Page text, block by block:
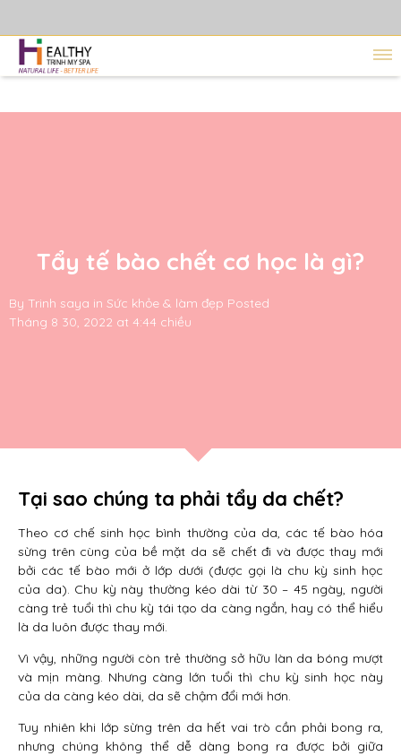
Tẩy tế bào chết cơ học là gì?
By Trinh saya in Sức khỏe & làm đẹp Posted
Tháng 8 30, 2022 at 4:44 chiều
Tại sao chúng ta phải tẩy da chết?
Theo cơ chế sinh học bình thường của da, các tế bào hóa
sừng trên cùng của bề mặt da sẽ chết đi và được thay mới
bởi các tế bào mới ở lớp dưới (được gọi là chu kỳ sinh học
của da). Chu kỳ này thường kéo dài từ 30 – 45 ngày, người
càng trẻ tuổi thì chu kỳ tái tạo da càng ngắn, hay có thể hiểu
là da luôn được thay mới.
Vì vậy, những người còn trẻ thường sở hữu làn da bóng mượt
và mịn màng. Nhưng càng lớn tuổi thì chu kỳ sinh học này
của da càng kéo dài, da sẽ chậm đổi mới hơn.
Tuy nhiên khi lớp sừng trên da hết vai trò cần phải bong ra,
nhưng chúng không thể dễ dàng bong ra được bởi giữa